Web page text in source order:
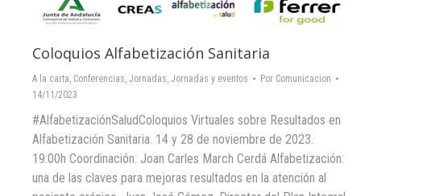
Coloquios Alfabetización Sanitaria
A la carta, Conferencias, Jornadas, Jornadas y eventos Por Comunicacion
14/11/2023
#AlfabetizaciónSaludColoquios Virtuales sobre Resultados en
Alfabetización Sanitaria. 14 y 28 de noviembre de 2023.
19:00h Coordinación: Joan Carles March Cerdá Alfabetización:
una de las claves para mejoras resultados en la atención al